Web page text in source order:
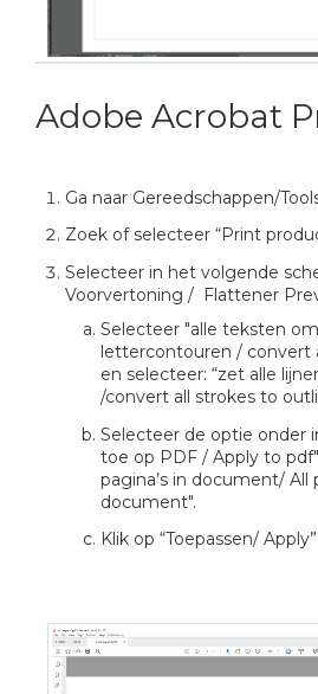
Adobe Acrobat
Ga naar Gereedschappen/
Zoek of selecteer “Print
Selecteer in het volgende
Voorvertoning / Flattener
Selecteer "alle teksten
lettercontouren / convert
en selecteer: “zet alle
/convert all strokes to
Selecteer de optie onder
toe op PDF / Apply to
pagina’s in document/ All
document".
Klik op “Toepassen/